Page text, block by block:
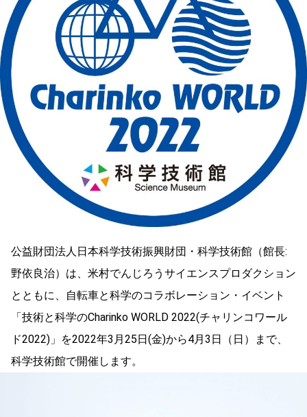
公益財団法人日本科学技術振興財団・科学技術館（館長:
野依良治）は、米村でんじろうサイエンスプロダクション
とともに、自転車と科学のコラボレーション・イベント
「技術と科学のCharinko WORLD 2022(チャリンコワール
ド2022)」を2022年3月25日(金)から4月3日（日）まで、
科学技術館で開催します。